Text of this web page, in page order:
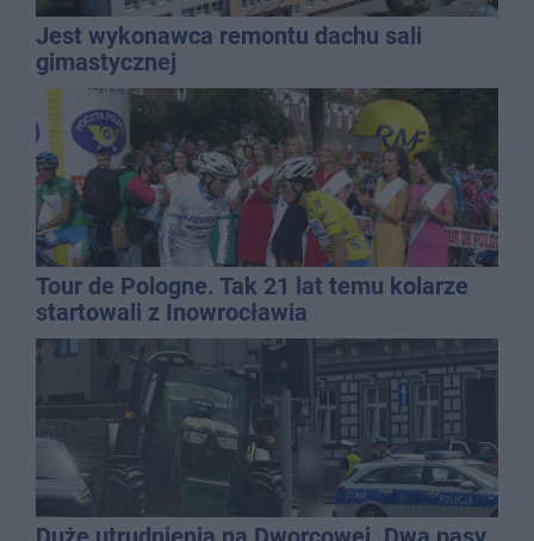
Jest wykonawca remontu dachu sali
gimastycznej
Tour de Pologne. Tak 21 lat temu kolarze
startowali z Inowrocławia